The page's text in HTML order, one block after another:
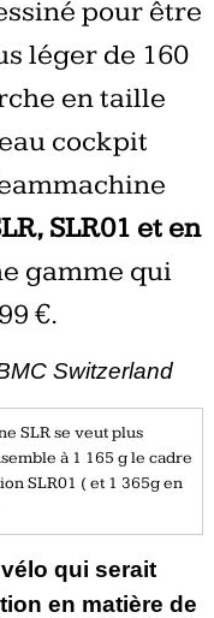
pour être
léger de 160
en taille
cockpit
SLR01 et en
gamme qui
€.
Switzerland
SLR se veut plus
à 1 165 g le cadre
SLR01 ( et 1 365g en
qui serait
en matière de